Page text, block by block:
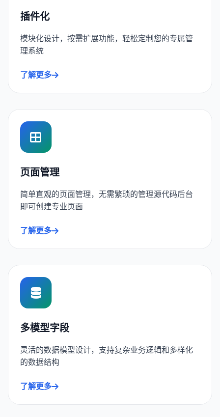
插件化
模块化设计，按需扩展功能，轻松定制您的专属管
理系统
了解更多
页面管理
简单直观的页面管理，无需繁琐的管理源代码后台
即可创建专业页面
了解更多
多模型字段
灵活的数据模型设计，支持复杂业务逻辑和多样化
的数据结构
了解更多